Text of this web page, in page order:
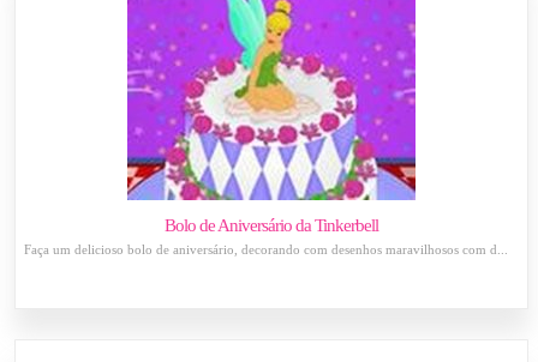
Bolo de Aniversário da Tinkerbell
Faça um delicioso bolo de aniversário, decorando com desenhos maravilhosos com d...